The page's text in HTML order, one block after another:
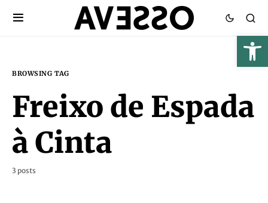
BROWSING TAG
Freixo de Espada
à Cinta
3 posts